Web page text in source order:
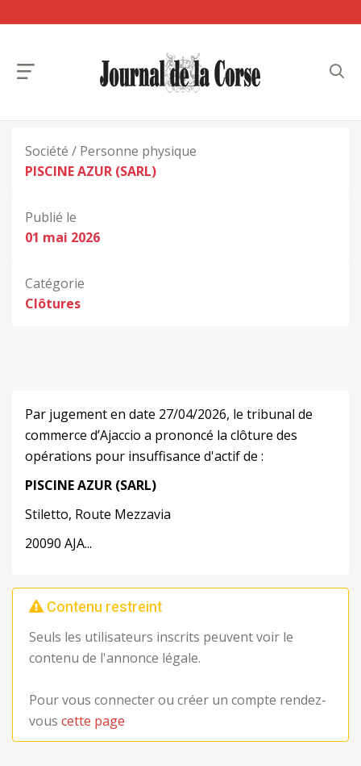
Société / Personne physique
PISCINE AZUR (SARL)
Publié le
01 mai 2026
Catégorie
Clôtures
Par jugement en date 27/04/2026, le tribunal de
commerce d’Ajaccio a prononcé la clôture des
opérations pour insuffisance d'actif de :
PISCINEAZUR (SARL)
Stiletto, Route Mezzavia
20090 AJA...
Contenu restreint
Seuls les utilisateurs inscrits peuvent voir le
contenu de l'annonce légale.
Pour vous connecter ou créer un compte rendez-
vous cette page